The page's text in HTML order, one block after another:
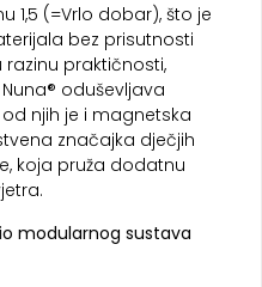
1,5 (=Vrlo dobar), što je
bez prisutnosti
razinu praktičnosti,
oduševljava
njih je i magnetska
značajka dječjih
koja pruža dodatnu
modularnog sustava